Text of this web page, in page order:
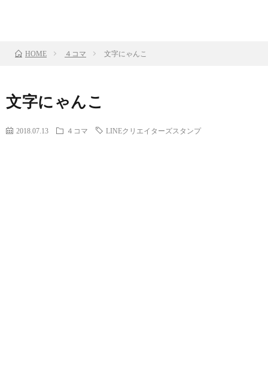
HOME ４コマ 文字にゃんこ
文字にゃんこ
2018.07.13 ４コマ LINEクリエイターズスタンプ